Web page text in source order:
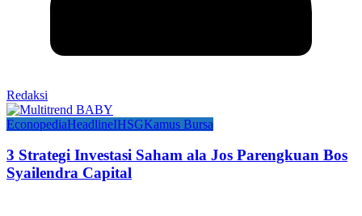
Redaksi
EconopediaHeadlineIHSGKamus Bursa
3 Strategi Investasi Saham ala Jos Parengkuan Bos
Syailendra Capital